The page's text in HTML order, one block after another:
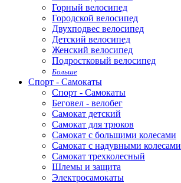
Горный велосипед
Городской велосипед
Двухподвес велосипед
Детский велосипед
Женский велосипед
Подростковый велосипед
Больше
Спорт - Самокаты
Спорт - Самокаты
Беговел - велобег
Самокат детский
Самокат для трюков
Самокат с большими колесами
Самокат с надувными колесами
Самокат трехколесный
Шлемы и защита
Электросамокаты